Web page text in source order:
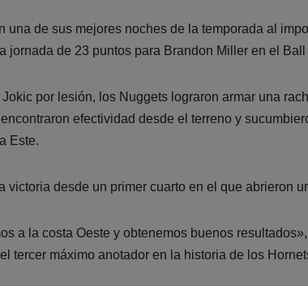
una de sus mejores noches de la temporada al
jornada de 23 puntos para Brandon Miller en el
por lesión, los Nuggets lograron armar una
efectividad desde el terreno y
Este.
victoria desde un primer cuarto en el que abrieron
a la costa Oeste y obtenemos buenos
tercer máximo anotador en la historia de los